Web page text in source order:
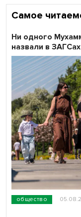
Самое
общество
Ни одного
назвали в